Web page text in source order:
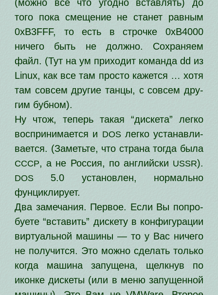
(мож­но все что угод­но встав­лять) до
того пока сме­ще­ние не ста­нет рав­ным
0xB3FFF, то есть в строч­ке 0xB4000
ниче­го быть не долж­но. Сохраняем
файл. (Тут на ум при­хо­дит коман­да dd из
Linux, как все там про­сто кажет­ся … хотя
там совсем дру­гие тан­цы, с совсем дру­
гим бубном).
Ну чтож, теперь такая “дис­ке­та” лег­ко
вос­при­ни­ма­ет­ся и DOSлег­ко уста­нав­ли­
ва­ет­ся. (Заметьте, что стра­на тогда была
СССР, а не Россия, по англий­ски USSR).
DOS 5.0 уста­нов­лен, нор­маль­но
фунциклирует.
Два заме­ча­ния. Первое. Если Вы попро­
бу­е­те “вста­вить” дис­ке­ту в кон­фи­гу­ра­ции
вир­ту­аль­ной маши­ны — то у Вас ниче­го
не полу­чит­ся. Это мож­но сде­лать толь­ко
когда маши­на запу­ще­на, щелк­нув по
икон­ке дис­ке­ты (или в меню запу­щен­ной